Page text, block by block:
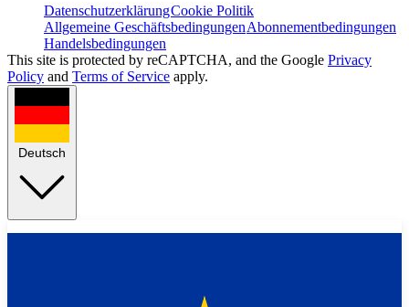
DatenschutzerklärungCookie Politik
Allgemeine GeschäftsbedingungenAbonnementbedingungen
Handelsbedingungen
This site is protected by reCAPTCHA, and the Google Privacy
Policy and Terms of Service apply.
Deutsch